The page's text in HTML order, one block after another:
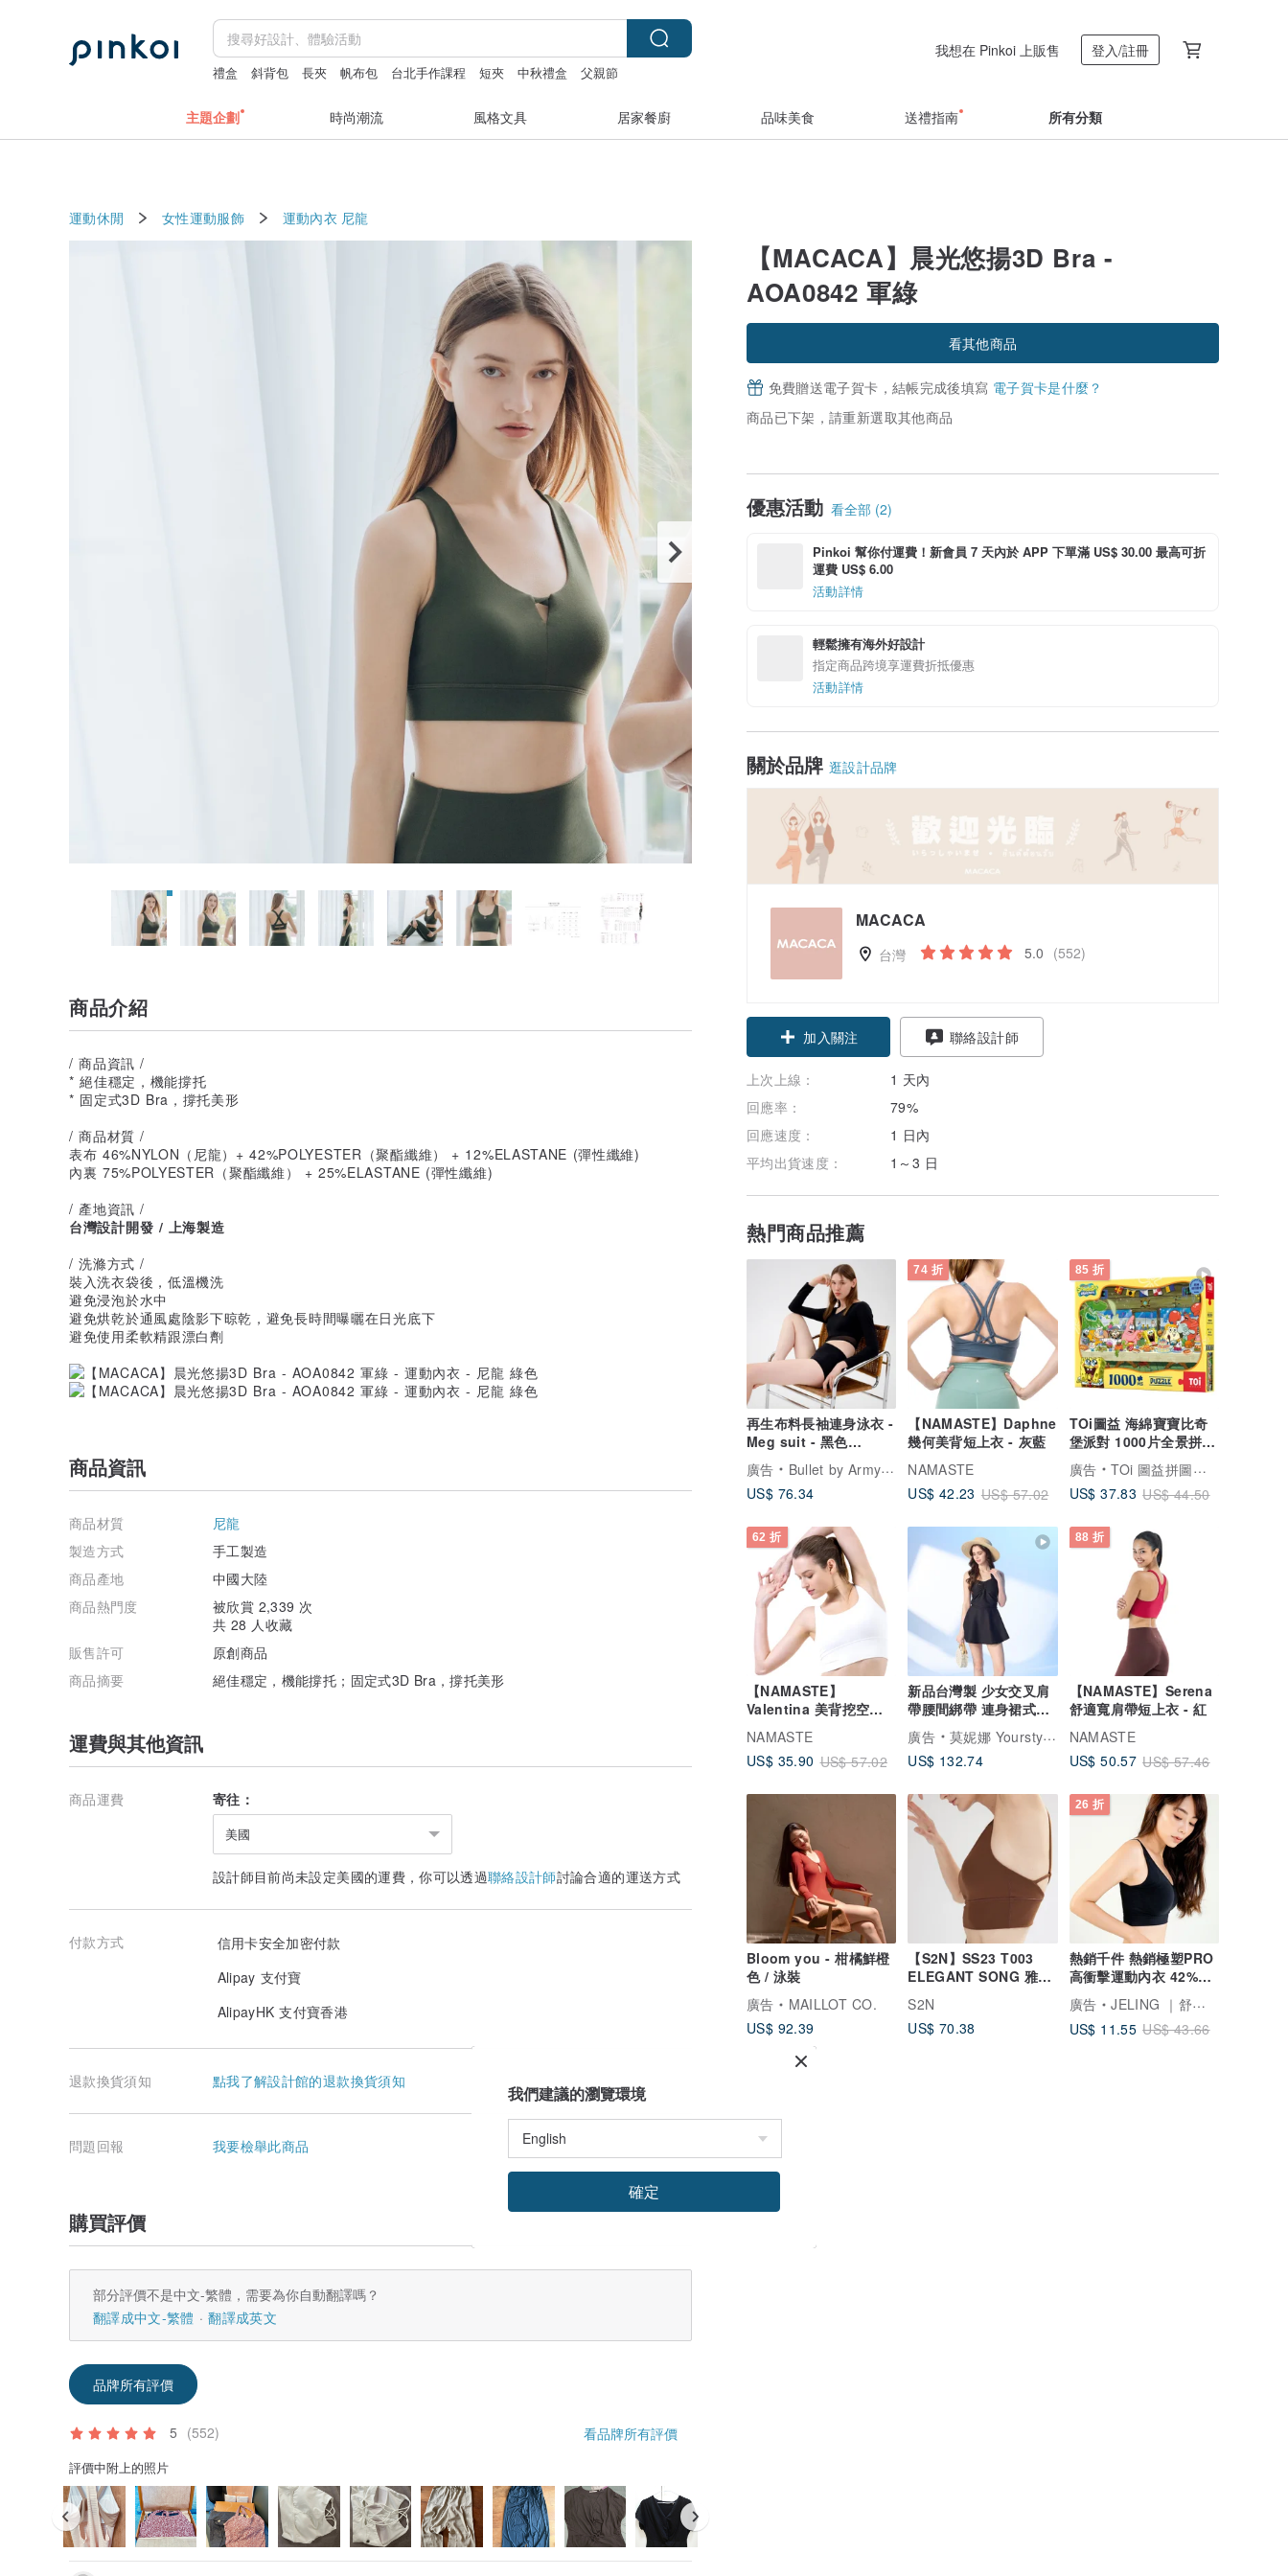
禮盒 斜背包 長夾 帆布包 台北手作課程 短夾 中秋禮盒 父親節
我想在 Pinkoi 上販售 登入/註冊
主題企劃 時尚潮流 風格文具 居家餐廚 品味美食 送禮指南 所有分類
運動休閒 女性運動服飾 運動內衣 尼龍
【MACACA】晨光悠揚3D Bra -
AOA0842 軍綠
看其他商品
免費贈送電子賀卡，結帳完成後填寫 電子賀卡是什麼？
商品已下架，請重新選取其他商品
優惠活動 看全部 (2)
Pinkoi 幫你付運費！新會員 7 天內於 APP 下單滿 US$ 30.00 最高可折
運費 US$ 6.00
活動詳情
輕鬆擁有海外好設計
指定商品跨境享運費折抵優惠
活動詳情
關於品牌 逛設計品牌
MACACA
台灣 5.0 (552)
加入關注 聯絡設計師
上次上線：
1 天內
回應率：
79%
回應速度：
1 日內
平均出貨速度：
1～3 日
熱門商品推薦
再生布料長袖連身泳衣 -
Meg suit - 黑色
082BLCK
廣告
Bullet by Army of Interns
US$ 76.34
74 折
【NAMASTE】Daphne
幾何美背短上衣 - 灰藍
NAMASTE
US$ 42.23 US$ 57.02
85 折
TOi圖益 海綿寶寶比奇
堡派對 1000片全景拼圖
療癒居家擺飾 禮物
廣告
TOi 圖益拼圖旗艦店
US$ 37.83 US$ 44.50
62 折
【NAMASTE】
Valentina 美背挖空造
型短上衣 - 白
NAMASTE
US$ 35.90 US$ 57.02
新品台灣製 少女交叉肩
帶腰間綁帶 連身裙式泳
裝 法式風情
廣告
莫妮娜 YourstyLe
US$ 132.74
88 折
【NAMASTE】Serena
舒適寬肩帶短上衣 - 紅
NAMASTE
US$ 50.57 US$ 57.46
Bloom you - 柑橘鮮橙
色 / 泳裝
廣告
MAILLOT CO.
US$ 92.39
【S2N】SS23 T003
ELEGANT SONG 雅緻
詩頌短上衣_Brown
S2N
US$ 70.38
26 折
熱銷千件 熱銷極塑PRO
高衝擊運動內衣 42%減
震支撐 美胸內衣
廣告
JELING ｜舒適的代名詞
US$ 11.55 US$ 43.66
商品介紹
/ 商品資訊 /
* 絕佳穩定，機能撐托
* 固定式3D Bra，撐托美形
/ 商品材質 /
表布 46%NYLON（尼龍）+ 42%POLYESTER（聚酯纖維） + 12%ELASTANE (彈性纖維)
內裏 75%POLYESTER（聚酯纖維） + 25%ELASTANE (彈性纖維)
/ 產地資訊 /
台灣設計開發 / 上海製造
/ 洗滌方式 /
裝入洗衣袋後，低溫機洗
避免浸泡於水中
避免烘乾於通風處陰影下晾乾，避免長時間曝曬在日光底下
避免使用柔軟精跟漂白劑
商品資訊
商品材質
尼龍
製造方式
手工製造
商品產地
中國大陸
商品熱門度
被欣賞 2,339 次
共 28 人收藏
販售許可
原創商品
商品摘要
絕佳穩定，機能撐托；固定式3D Bra，撐托美形
運費與其他資訊
商品運費 寄往：
美國
設計師目前尚未設定美國的運費，你可以透過聯絡設計師討論合適的運送方式
付款方式
信用卡安全加密付款
Alipay 支付寶
AlipayHK 支付寶香港
退款換貨須知 點我了解設計館的退款換貨須知
問題回報 我要檢舉此商品
購買評價
部分評價不是中文-繁體，需要為你自動翻譯嗎？
翻譯成中文-繁體
翻譯成英文
品牌所有評價
5 (552) 看品牌所有評價
評價中附上的照片
我們建議的瀏覽環境
確定